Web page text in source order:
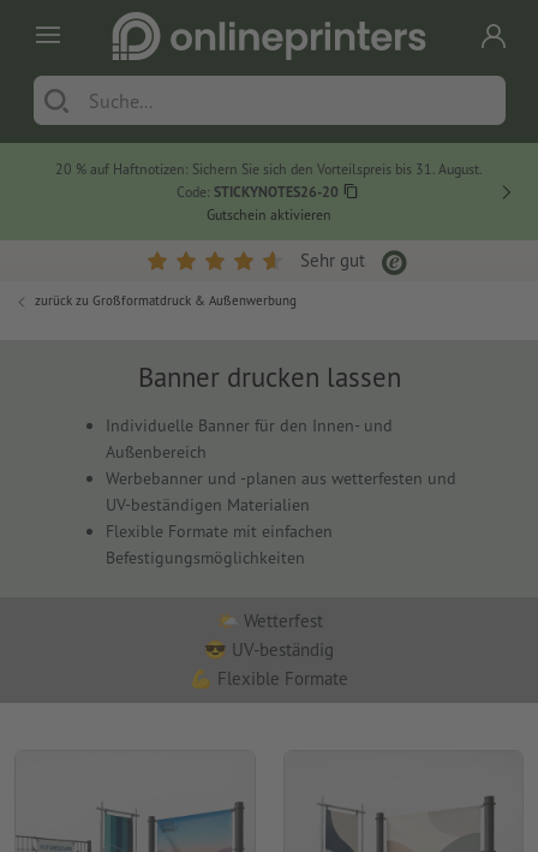
20 % auf Haftnotizen: Sichern Sie sich den Vorteilspreis bis 31. August.
Code: STICKYNOTES26-20
Gutschein aktivieren
Sehr gut
zurück zu Großformatdruck & Außenwerbung
Banner drucken lassen
Individuelle Banner für den Innen- und
Außenbereich
Werbebanner und -planen aus wetterfesten und
UV-beständigen Materialien
Flexible Formate mit einfachen
Befestigungsmöglichkeiten
🌤️ Wetterfest
😎 UV-beständig
💪 Flexible Formate